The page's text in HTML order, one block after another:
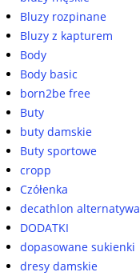
Bluzy rozpinane
Bluzy z kapturem
Body
Body basic
born2be free
Buty
buty damskie
Buty sportowe
cropp
Czółenka
decathlon alternatywa
DODATKI
dopasowane sukienki
dresy damskie